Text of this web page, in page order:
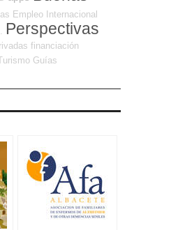
Empleo Internacional
Perspectivas
financiación
Guías